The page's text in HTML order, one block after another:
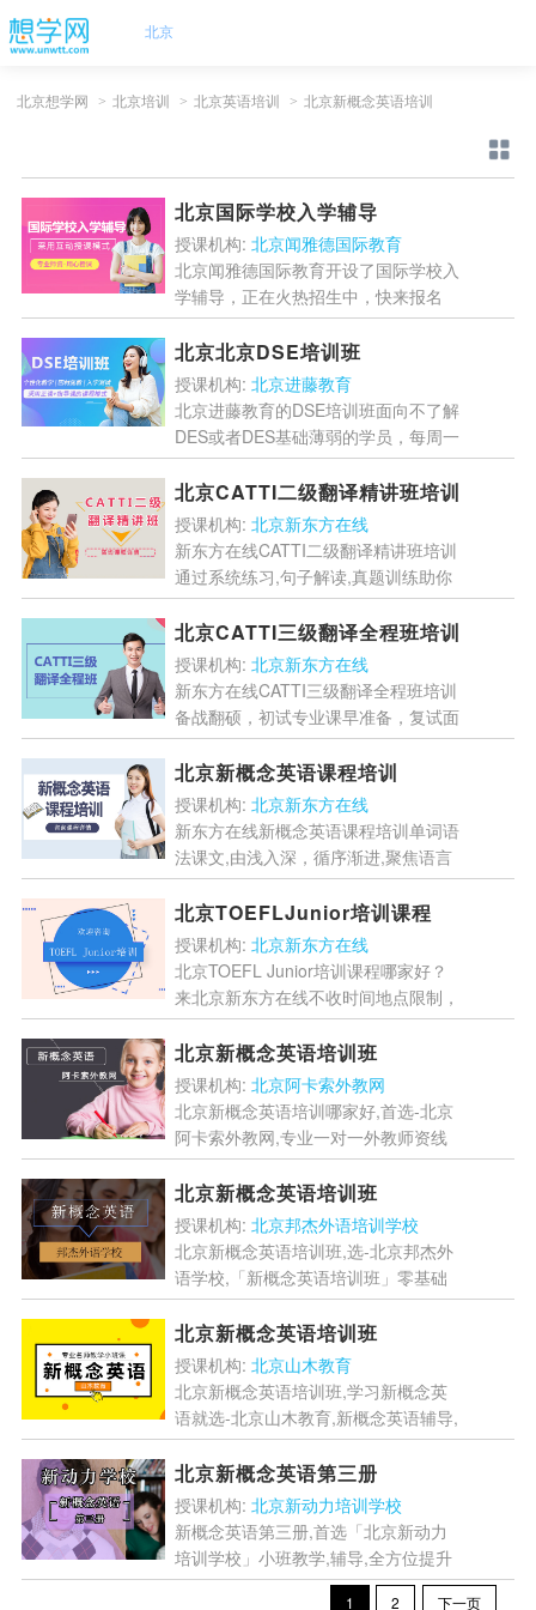
北京
北京想学网 > 北京培训 > 北京英语培训 > 北京新概念英语培训
北京国际学校入学辅导
授课机构: 北京闻雅德国际教育
北京闻雅德国际教育开设了国际学校入
学辅导，正在火热招生中，快来报名
吧！...[详情]
北京北京DSE培训班
授课机构: 北京进藤教育
北京进藤教育的DSE培训班面向不了解
DES或者DES基础薄弱的学员，每周一
次的升学指导课程，内容涵盖国外文
化，历史，国外高校及专业情况，以及
标化考试内容等。让每...[详情]
北京CATTI二级翻译精讲班培训
授课机构: 北京新东方在线
新东方在线CATTI二级翻译精讲班培训
通过系统练习,句子解读,真题训练助你
通过考试。...[详情]
北京CATTI三级翻译全程班培训
授课机构: 北京新东方在线
新东方在线CATTI三级翻译全程班培训
备战翻硕，初试专业课早准备，复试面
谈锦上添花,帮助学生提升自己,在未来
可以有更好的竞争力。 ...[详情]
北京新概念英语课程培训
授课机构: 北京新东方在线
新东方在线新概念英语课程培训单词语
法课文,由浅入深，循序渐进,聚焦语言
应用力,培养说话高情商! ...[详情]
北京TOEFLJunior培训课程
授课机构: 北京新东方在线
北京TOEFL Junior培训课程哪家好？
来北京新东方在线不收时间地点限制，
带孩子快速学习TOEFL Junior课程...
[详情]
北京新概念英语培训班
授课机构: 北京阿卡索外教网
北京新概念英语培训哪家好,首选-北京
阿卡索外教网,专业一对一外教师资线
上授课,北京新概念英语培训,教学内容
由浅到深,由简到繁,循序渐进,帮助学生
掌握学习方法,提...[详情]
北京新概念英语培训班
授课机构: 北京邦杰外语培训学校
北京新概念英语培训班,选-北京邦杰外
语学校,「新概念英语培训班」零基础
教学出发,坚持教学质量,严格学生管理,
专业精讲,短时间帮助学员掌握更多的
英语基础知识,...[详情]
北京新概念英语培训班
授课机构: 北京山木教育
北京新概念英语培训班,学习新概念英
语就选-北京山木教育,新概念英语辅导,
精品小班授课,辅导多年授课经验,学习
测评,提分方案,快速提神学员新概念英
语水...[详情]
北京新概念英语第三册
授课机构: 北京新动力培训学校
新概念英语第三册,首选「北京新动力
培训学校」小班教学,辅导,全方位提升
学员英语听/说/读/写/翻译等综合能力
1 2 下一页